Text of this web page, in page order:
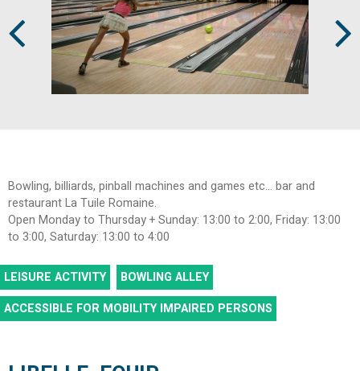
Bowling, billiards, pinball machines and games etc... bar and
restaurant La Tuile Romaine.
Open Monday to Thursday + Sunday: 13:00 to 2:00, Friday: 13:00
to 3:00, Saturday: 13:00 to 4:00
LEISURE ACTIVITY
BOWLING ALLEY
ACCESSIBLE FOR MOBILITY IMPAIRED PERSONS